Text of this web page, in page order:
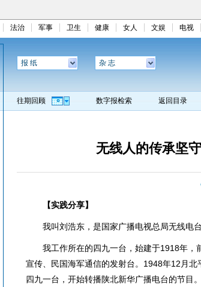
法治 军事 卫生 健康 女人 文娱 电视
报 纸 杂 志
往期回顾 数字报检索 返回目录
无线人的传承坚
【实践分享】
我叫刘浩东，是国家广播电视总局无线电台
我工作所在的四九一台，始建于1918年，
宣传、民国海军通信的发射台。1948年12月
四九一台，开始转播陕北新华广播电台的节目